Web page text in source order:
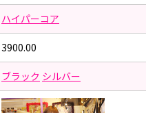
ハイパーコア
3900.00
ブラック シルバー